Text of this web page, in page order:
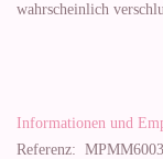
wahrscheinlich
Informationen und
Referenz: